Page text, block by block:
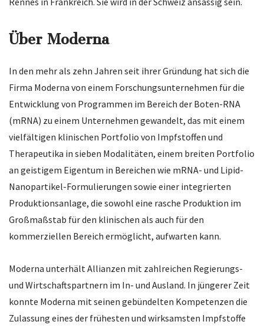
Über Moderna
In den mehr als zehn Jahren seit ihrer Gründung hat sich die
Firma Moderna von einem Forschungsunternehmen für die
Entwicklung von Programmen im Bereich der Boten-RNA
(mRNA) zu einem Unternehmen gewandelt, das mit einem
vielfältigen klinischen Portfolio von Impfstoffen und
Therapeutika in sieben Modalitäten, einem breiten Portfolio
an geistigem Eigentum in Bereichen wie mRNA- und Lipid-
Nanopartikel-Formulierungen sowie einer integrierten
Produktionsanlage, die sowohl eine rasche Produktion im
Großmaßstab für den klinischen als auch für den
kommerziellen Bereich ermöglicht, aufwarten kann.
Moderna unterhält Allianzen mit zahlreichen Regierungs-
und Wirtschaftspartnern im In- und Ausland. In jüngerer Zeit
konnte Moderna mit seinen gebündelten Kompetenzen die
Zulassung eines der frühesten und wirksamsten Impfstoffe